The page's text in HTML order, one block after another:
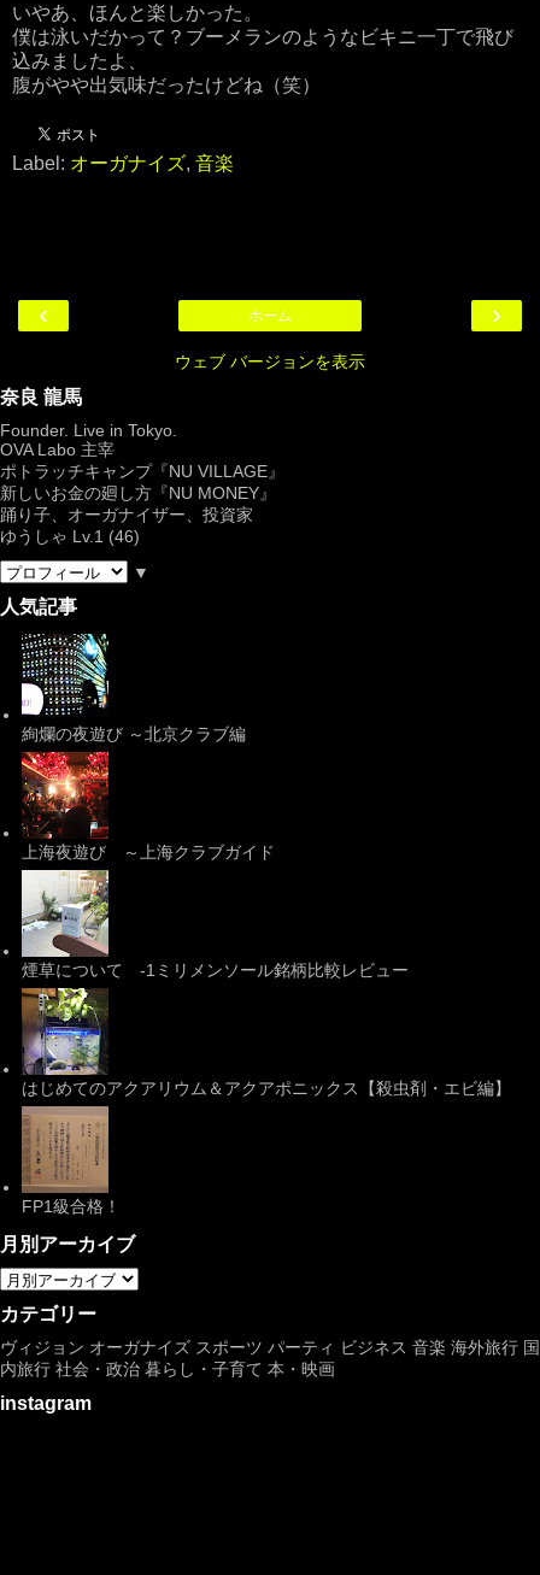
いやあ、ほんと楽しかった。
僕は泳いだかって？ブーメランのようなビキニ一丁で飛び
込みましたよ、
腹がやや出気味だったけどね（笑）
Label: オーガナイズ, 音楽
‹ ›
ホーム
ウェブ バージョンを表示
奈良 龍馬
Founder. Live in Tokyo.
OVA Labo 主宰
ポトラッチキャンプ『NU VILLAGE』
新しいお金の廻し方『NU MONEY』
踊り子、オーガナイザー、投資家
ゆうしゃ Lv.1 (46)
▼
人気記事
絢爛の夜遊び ～北京クラブ編
上海夜遊び ～上海クラブガイド
煙草について -1ミリメンソール銘柄比較レビュー
はじめてのアクアリウム＆アクアポニックス【殺虫剤・エビ編】
FP1級合格！
月別アーカイブ
カテゴリー
ヴィジョン オーガナイズ スポーツ パーティ ビジネス 音楽 海外旅行 国
内旅行 社会・政治 暮らし・子育て 本・映画
instagram